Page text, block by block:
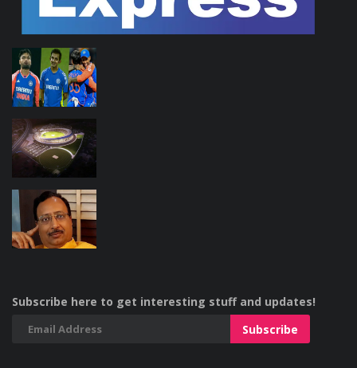
Subscribe here to get interesting stuff and updates!